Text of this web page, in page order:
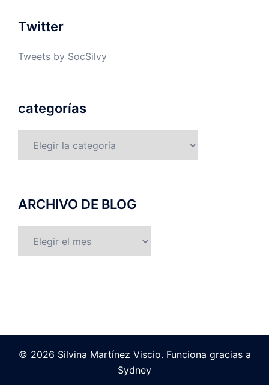
Twitter
Tweets by SocSilvy
categorías
ARCHIVO DE BLOG
© 2026 Silvina Martínez Viscio. Funciona gracias a
Sydney